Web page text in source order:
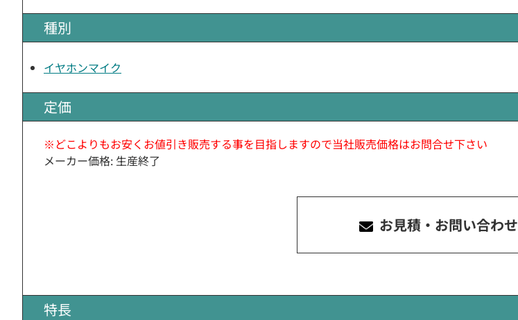
種別
イヤホンマイク
定価
※どこよりもお安くお値引き販売する事を目指しますので当社販売価格はお問合せ下さい
メーカー価格: 生産終了
お見積・お問い合わせ
特長